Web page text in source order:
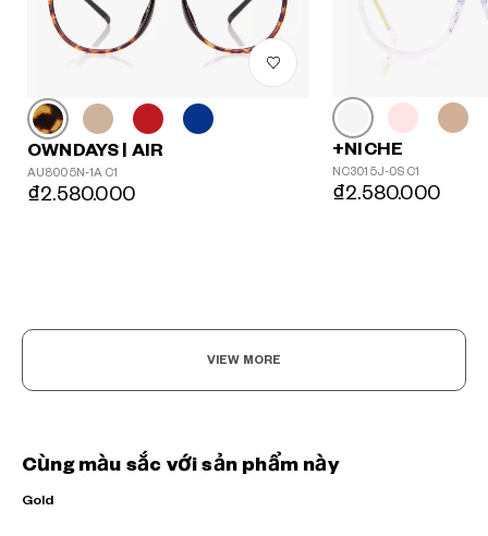
OWNDAYS | AIR
AU8005N-1A C1
₫2.580.000
+NICHE
NC3015J-0S C1
₫2.580.000
VIEW MORE
Cùng màu sắc với sản phẩm này
Gold